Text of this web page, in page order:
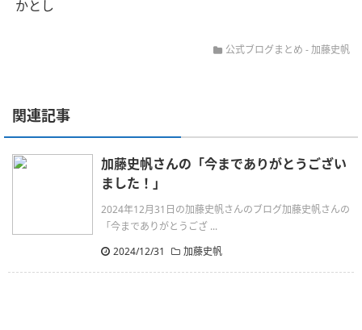
かとし
公式ブログまとめ -加藤史帆
関連記事
加藤史帆さんの「今までありがとうござい
ました！」
2024年12月31日の加藤史帆さんのブログ加藤史帆さんの
「今までありがとうござ ...
2024/12/31
加藤史帆